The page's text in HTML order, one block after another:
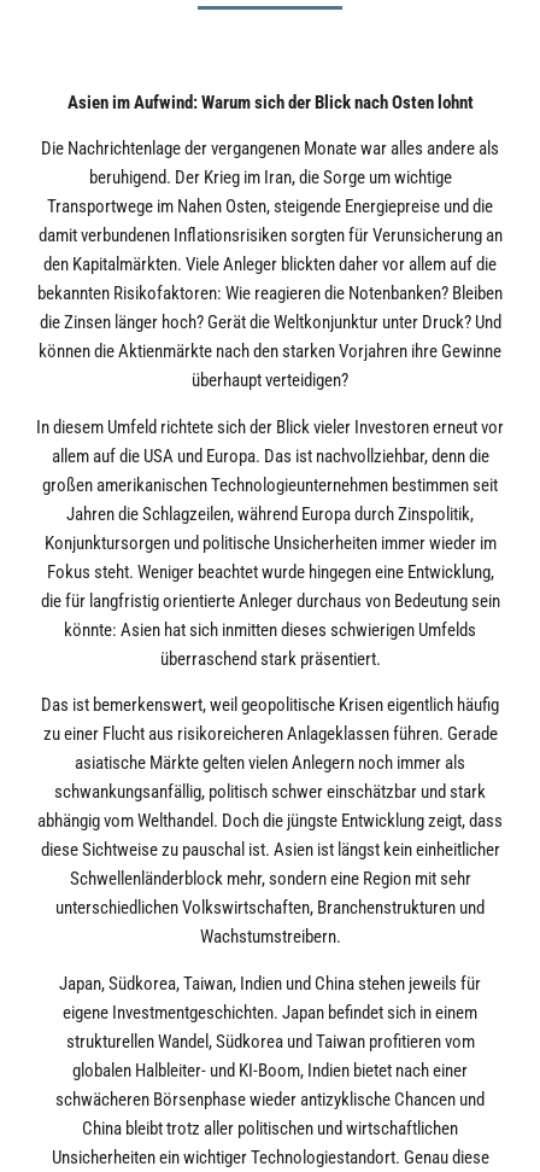
Asien im Aufwind: Warum sich der Blick nach Osten lohnt
Die Nachrichtenlage der vergangenen Monate war alles andere als
beruhigend. Der Krieg im Iran, die Sorge um wichtige
Transportwege im Nahen Osten, steigende Energiepreise und die
damit verbundenen Inflationsrisiken sorgten für Verunsicherung an
den Kapitalmärkten. Viele Anleger blickten daher vor allem auf die
bekannten Risikofaktoren: Wie reagieren die Notenbanken? Bleiben
die Zinsen länger hoch? Gerät die Weltkonjunktur unter Druck? Und
können die Aktienmärkte nach den starken Vorjahren ihre Gewinne
überhaupt verteidigen?
In diesem Umfeld richtete sich der Blick vieler Investoren erneut vor
allem auf die USA und Europa. Das ist nachvollziehbar, denn die
großen amerikanischen Technologieunternehmen bestimmen seit
Jahren die Schlagzeilen, während Europa durch Zinspolitik,
Konjunktursorgen und politische Unsicherheiten immer wieder im
Fokus steht. Weniger beachtet wurde hingegen eine Entwicklung,
die für langfristig orientierte Anleger durchaus von Bedeutung sein
könnte: Asien hat sich inmitten dieses schwierigen Umfelds
überraschend stark präsentiert.
Das ist bemerkenswert, weil geopolitische Krisen eigentlich häufig
zu einer Flucht aus risikoreicheren Anlageklassen führen. Gerade
asiatische Märkte gelten vielen Anlegern noch immer als
schwankungsanfällig, politisch schwer einschätzbar und stark
abhängig vom Welthandel. Doch die jüngste Entwicklung zeigt, dass
diese Sichtweise zu pauschal ist. Asien ist längst kein einheitlicher
Schwellenländerblock mehr, sondern eine Region mit sehr
unterschiedlichen Volkswirtschaften, Branchenstrukturen und
Wachstumstreibern.
Japan, Südkorea, Taiwan, Indien und China stehen jeweils für
eigene Investmentgeschichten. Japan befindet sich in einem
strukturellen Wandel, Südkorea und Taiwan profitieren vom
globalen Halbleiter- und KI-Boom, Indien bietet nach einer
schwächeren Börsenphase wieder antizyklische Chancen und
China bleibt trotz aller politischen und wirtschaftlichen
Unsicherheiten ein wichtiger Technologiestandort. Genau diese